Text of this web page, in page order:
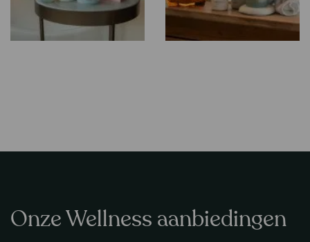
Onze Wellness aanbiedingen